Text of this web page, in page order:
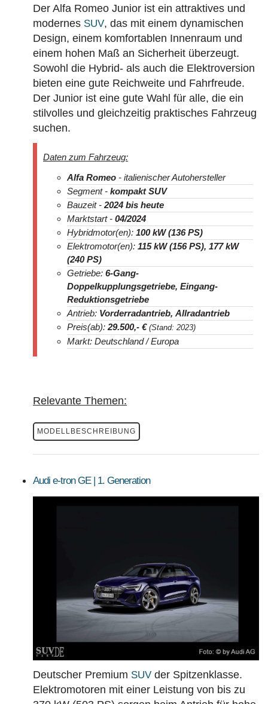
Der Alfa Romeo Junior ist ein attraktives und
modernes SUV, das mit einem dynamischen
Design, einem komfortablen Innenraum und
einem hohen Maß an Sicherheit überzeugt.
Sowohl die Hybrid- als auch die Elektroversion
bieten eine gute Reichweite und Fahrfreude.
Der Junior ist eine gute Wahl für alle, die ein
stilvolles und gleichzeitig praktisches Fahrzeug
suchen.
Daten zum Fahrzeug:
Alfa Romeo - italienischer Autohersteller
Segment - kompakt SUV
Bauzeit - 2024 bis heute
Marktstart - 04/2024
Hybridmotor(en): 100 kW (136 PS)
Elektromotor(en): 115 kW (156 PS), 177 kW
(240 PS)
Getriebe: 6-Gang-
Doppelkupplungsgetriebe, Eingang-
Reduktionsgetriebe
Antrieb: Vorderradantrieb, Allradantrieb
Preis(ab): 29.500,- € (Stand: 2023)
Markt: Deutschland / Europa
Relevante Themen:
MODELLBESCHREIBUNG
Audi e-tron GE | 1. Generation
Deutscher Premium SUV der Spitzenklasse.
Elektromotoren mit einer Leistung von bis zu